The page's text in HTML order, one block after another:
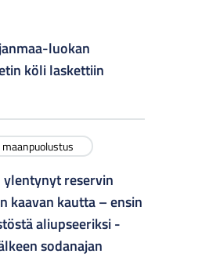
luokan
köli laskettiin
ylentynyt reservin
kaavan kautta – ensin
aliupseeriksi -
sodanajan